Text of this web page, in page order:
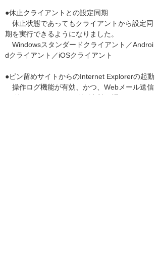
●休止クライアントとの設定同期
休止状態であってもクライアントから設定同
期を実行できるようになりました。
Windowsスタンダードクライアント／Androi
dクライアント／iOSクライアント
●ピン留めサイトからのInternet Explorerの起動
操作ログ機能が有効、かつ、Webメール送信
ログ／Webアクセスログが有効の場